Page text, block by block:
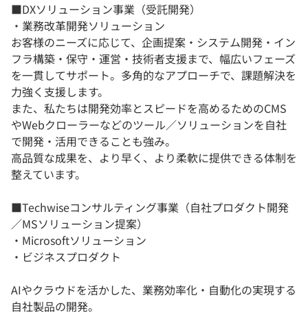
■DXソリューション事業（受託開発）
・業務改革開発ソリューション
お客様のニーズに応じて、企画提案・システム開発・イン
フラ構築・保守・運営・技術者支援まで、幅広いフェーズ
を一貫してサポート。多角的なアプローチで、課題解決を
力強く支援します。
また、私たちは開発効率とスピードを高めるためのCMS
やWebクローラーなどのツール／ソリューションを自社
で開発・活用できることも強み。
高品質な成果を、より早く、より柔軟に提供できる体制を
整えています。
■Techwiseコンサルティング事業（自社プロダクト開発
／MSソリューション提案）
・Microsoftソリューション
・ビジネスプロダクト
AIやクラウドを活かした、業務効率化・自動化の実現する
自社製品の開発。